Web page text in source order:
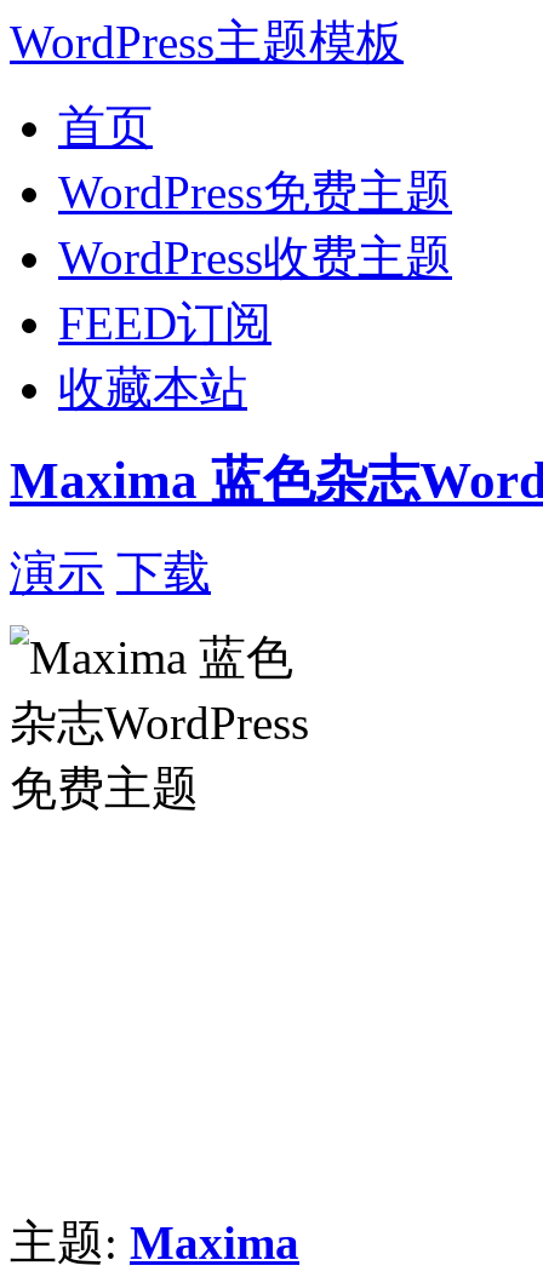
WordPress主题模板
首页
WordPress免费主题
WordPress收费主题
FEED订阅
收藏本站
Maxima 蓝色杂志
演示 下载
主题: Maxima